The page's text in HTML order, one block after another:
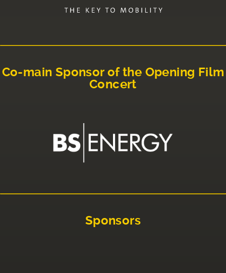
Co-main Sponsor of the Opening Film
Concert
Sponsors